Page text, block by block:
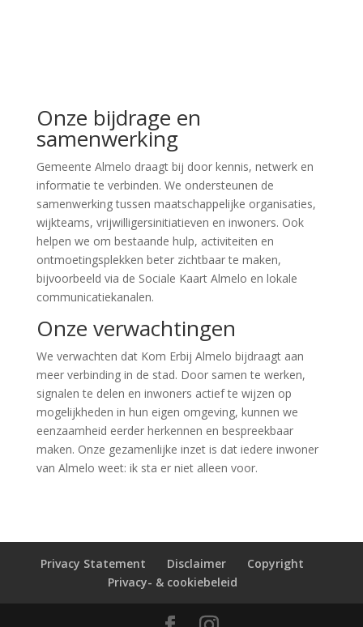
Onze bijdrage en
samenwerking
Gemeente Almelo draagt bij door kennis, netwerk en
informatie te verbinden. We ondersteunen de
samenwerking tussen maatschappelijke organisaties,
wijkteams, vrijwilligersinitiatieven en inwoners. Ook
helpen we om bestaande hulp, activiteiten en
ontmoetingsplekken beter zichtbaar te maken,
bijvoorbeeld via de Sociale Kaart Almelo en lokale
communicatiekanalen.
Onze verwachtingen
We verwachten dat Kom Erbij Almelo bijdraagt aan
meer verbinding in de stad. Door samen te werken,
signalen te delen en inwoners actief te wijzen op
mogelijkheden in hun eigen omgeving, kunnen we
eenzaamheid eerder herkennen en bespreekbaar
maken. Onze gezamenlijke inzet is dat iedere inwoner
van Almelo weet: ik sta er niet alleen voor.
Privacy Statement Disclaimer
Copyright
Privacy- & cookiebeleid